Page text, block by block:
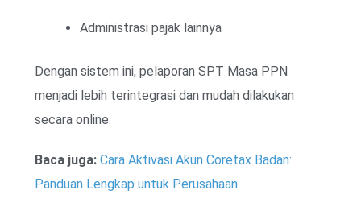
Administrasi pajak lainnya
Dengan sistem ini, pelaporan SPT Masa PPN
menjadi lebih terintegrasi dan mudah dilakukan
secara online.
Baca juga: Cara Aktivasi Akun Coretax Badan:
Panduan Lengkap untuk Perusahaan